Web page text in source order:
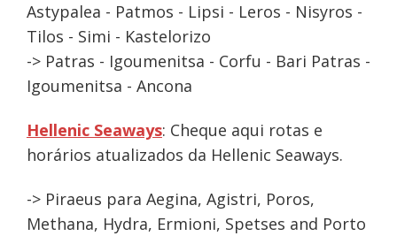
Astypalea - Patmos - Lipsi - Leros - Nisyros -
Tilos - Simi - Kastelorizo
-> Patras - Igoumenitsa - Corfu - Bari Patras -
Igoumenitsa - Ancona
Hellenic Seaways: Cheque aqui rotas e
horários atualizados da Hellenic Seaways.
-> Piraeus para Aegina, Agistri, Poros,
Methana, Hydra, Ermioni, Spetses and Porto